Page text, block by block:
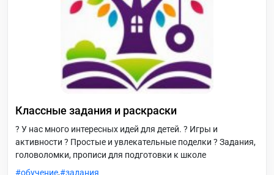
Классные задания и раскраски
? У нас много интересных идей для детей. ? Игры и
активности ? Простые и увлекательные поделки ? Задания,
головоломки, прописи для подготовки к школе
обучение, задания